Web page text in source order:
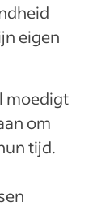
eigen
moedigt
om
tijd.